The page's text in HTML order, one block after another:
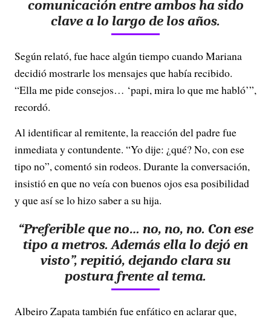
comunicación entre ambos ha sido
clave a lo largo de los años.
Según relató, fue hace algún tiempo cuando Mariana
decidió mostrarle los mensajes que había recibido.
“Ella me pide consejos… ‘papi, mira lo que me habló’”,
recordó.
Al identificar al remitente, la reacción del padre fue
inmediata y contundente. “Yo dije: ¿qué? No, con ese
tipo no”, comentó sin rodeos. Durante la conversación,
insistió en que no veía con buenos ojos esa posibilidad
y que así se lo hizo saber a su hija.
“Preferible que no… no, no, no. Con ese
tipo a metros. Además ella lo dejó en
visto”, repitió, dejando clara su
postura frente al tema.
Albeiro Zapata también fue enfático en aclarar que,